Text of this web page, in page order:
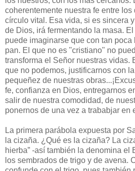
coherentemente nuestra fe entre los
círculo vital. Esa vida, si es sincera
de Dios, irá fermentando la masa.
puede imaginarse que con tan poca
pan. El que no es "cristiano" no
transforma el Señor nuestras vidas.
que no podemos, justificarnos con
pequeñez de nuestras
fe, confianza en Dios, entregarnos
salir de nuestra comodidad, de
ponernos de una vez a trababjar en
La primera parábola expuesta por
la cizaña. ¿Qué es la cizaña? La
hierba” -así también la denomina el
los sembrados de trigo y de avena.